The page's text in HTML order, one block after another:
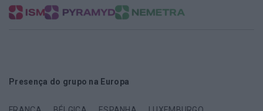
Presença do grupo na Europa